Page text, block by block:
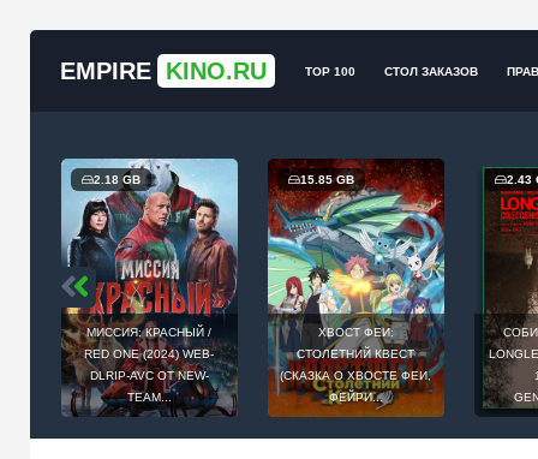
EMPIRE KINO.RU TOP 100 СТОЛ ЗАКАЗОВ
2.18 GB
МИССИЯ: КРАСНЫЙ /
RED ONE (2024) WEB-
DLRIP-AVC ОТ NEW-
TEAM...
15.85 GB
ХВОСТ ФЕИ:
СТОЛЕТНИЙ КВЕСТ
(СКАЗКА О ХВОСТЕ ФЕИ,
ФЕЙРИ...
2.43